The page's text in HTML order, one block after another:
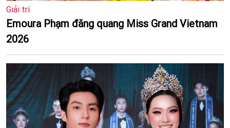
Giải trí
Emoura Phạm đăng quang Miss Grand Vietnam
2026